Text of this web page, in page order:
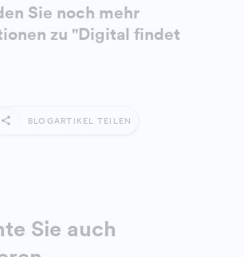
Sie noch mehr
zu "Digital findet
BLOGARTIKEL TEILEN
Sie auch